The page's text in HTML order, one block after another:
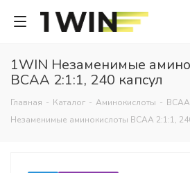
1WIN Незаменимые
BCAA 2:1:1, 240 капсул
Главная - Каталог - Аминокислоты -
Незаменимые аминокислоты BCAA 2:1:1,